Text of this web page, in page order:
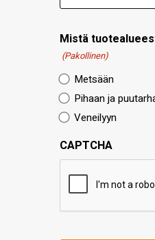
Mistä
(Pakollinen)
Metsään
Pihaan ja
Veneilyyn
CAPTCHA